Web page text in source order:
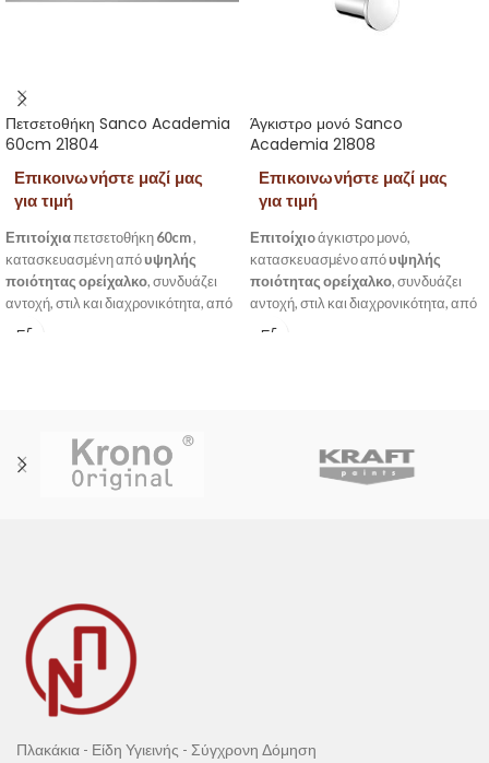
Πετσετοθήκη Sanco Academia
60cm 21804
Επικοινωνήστε μαζί μας
για τιμή
Επιτοίχιαπετσετοθήκη 60cm,
κατασκευασμένη απόυψηλής
ποιότητας ορείχαλκο, συνδυάζει
αντοχή, στιλ και διαχρονικότητα, από
την σειρά Academia της Sanco.
Άγκιστρο μονό Sanco
Academia 21808
Επικοινωνήστε μαζί μας
για τιμή
Επιτοίχιoάγκιστρο μονό,
κατασκευασμένο απόυψηλής
ποιότητας ορείχαλκο, συνδυάζει
αντοχή, στιλ και διαχρονικότητα, από
την σειρά Academia της Sanco.
Πλακάκια - Είδη Υγιεινής - Σύγχρονη Δόμηση